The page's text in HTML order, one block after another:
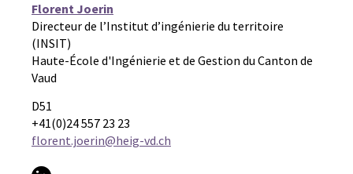
Florent Joerin
Directeur de l’Institut d’ingénierie du territoire
(INSIT)
Haute-École d'Ingénierie et de Gestion du Canton de
Vaud
D51
+41(0)24 557 23 23
florent.joerin@heig-vd.ch